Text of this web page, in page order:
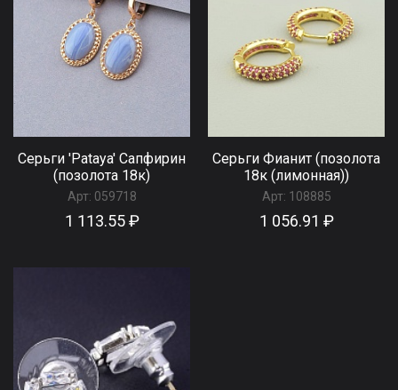
Серьги 'Pataya' Сапфирин
(позолота 18к)
Арт: 059718
1 113.55 ₽
Серьги Фианит (позолота
18к (лимонная))
Арт: 108885
1 056.91 ₽